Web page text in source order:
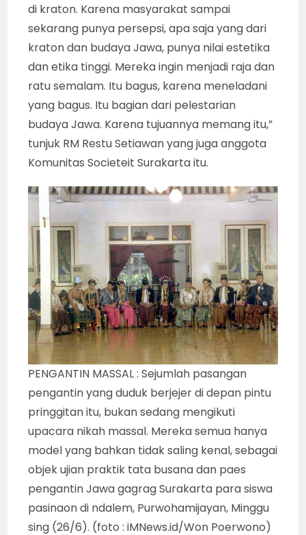
di kraton. Karena masyarakat sampai
sekarang punya persepsi, apa saja yang dari
kraton dan budaya Jawa, punya nilai estetika
dan etika tinggi. Mereka ingin menjadi raja dan
ratu semalam. Itu bagus, karena meneladani
yang bagus. Itu bagian dari pelestarian
budaya Jawa. Karena tujuannya memang itu,”
tunjuk RM Restu Setiawan yang juga anggota
Komunitas Societeit Surakarta itu.
PENGANTIN MASSAL : Sejumlah pasangan
pengantin yang duduk berjejer di depan pintu
pringgitan itu, bukan sedang mengikuti
upacara nikah massal. Mereka semua hanya
model yang bahkan tidak saling kenal, sebagai
objek ujian praktik tata busana dan paes
pengantin Jawa gagrag Surakarta para siswa
pasinaon di ndalem, Purwohamijayan, Minggu
sing (26/6). (foto : iMNews.id/Won Poerwono)